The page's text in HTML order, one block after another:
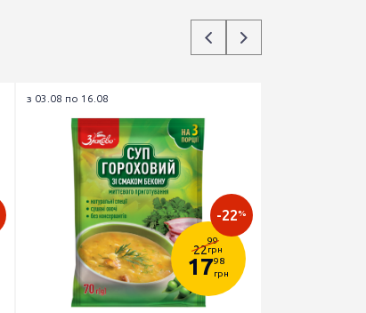
з 03.08 по 16.08
22
99
грн
1798
грн
-22%